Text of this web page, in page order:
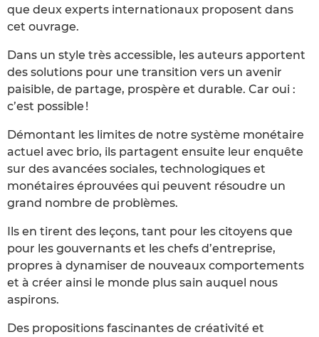
que deux experts internationaux proposent dans
cet ouvrage.
Dans un style très accessible, les auteurs apportent
des solutions pour une transition vers un avenir
paisible, de partage, prospère et durable. Car oui :
c’est possible !
Démontant les limites de notre système monétaire
actuel avec brio, ils partagent ensuite leur enquête
sur des avancées sociales, technologiques et
monétaires éprouvées qui peuvent résoudre un
grand nombre de problèmes.
Ils en tirent des leçons, tant pour les citoyens que
pour les gouvernants et les chefs d’entreprise,
propres à dynamiser de nouveaux comportements
et à créer ainsi le monde plus sain auquel nous
aspirons.
Des propositions fascinantes de créativité et